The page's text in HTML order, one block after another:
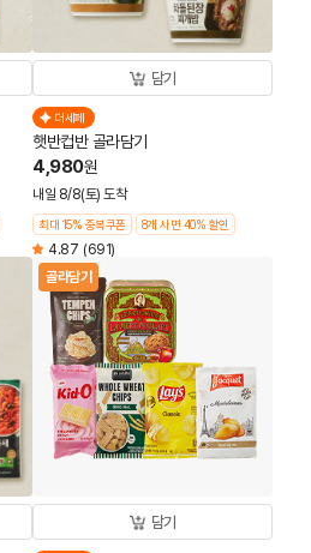
담기
더세페
햇반컵반 골라담기
4,980원
내일 8/8(토) 도착
최대 15% 중복쿠폰 8개 사면 40% 할인
4.87 (691)
골라담기
담기